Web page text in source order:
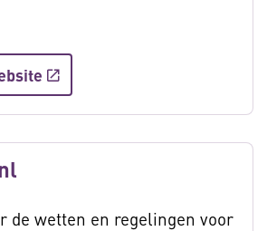
de wetten en regelingen voor